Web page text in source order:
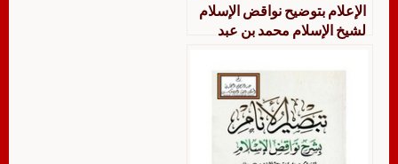
الإعلام بتوضيح نواقض الإسلام
لشيخ الإسلام محمد بن عبد